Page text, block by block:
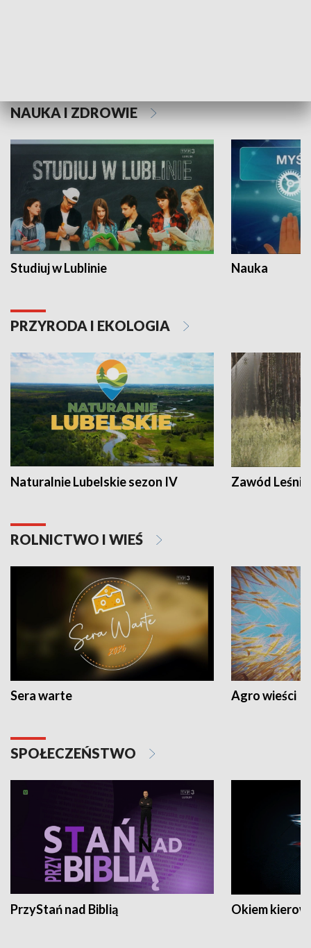
NAUKA I ZDROWIE
Studiuj w Lublinie Nauka
PRZYRODA I EKOLOGIA
Naturalnie Lubelskie sezon IV Zawód Leśnik
ROLNICTWO I WIEŚ
Sera warte Agro wieści
SPOŁECZEŃSTWO
PrzyStań nad Biblią Okiem